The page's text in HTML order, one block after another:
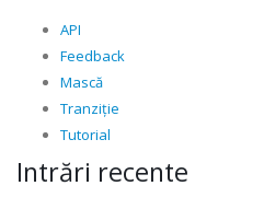
API
Feedback
Mască
Tranziție
Tutorial
Intrări recente